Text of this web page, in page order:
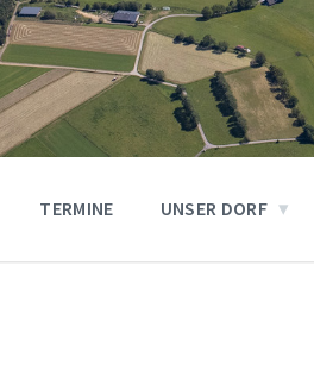
TERMINE UNSER DORF